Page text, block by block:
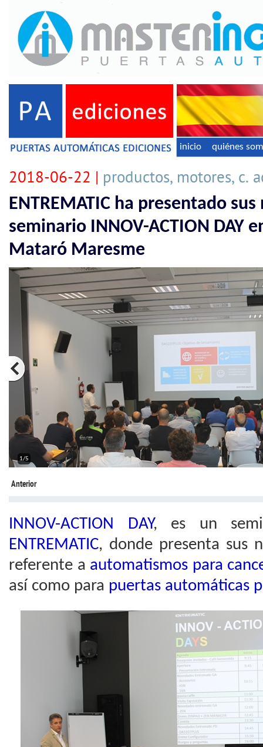
inicio quiénes
2018-06-22 | productos, motores, c.
ENTREMATIC ha presentado
seminario INNOV-ACTION DAY
Mataró Maresme
2/5
Anterior
INNOV-ACTION DAY, es un
ENTREMATIC, donde presenta sus
referente a automatismos para
así como para puertas automáticas